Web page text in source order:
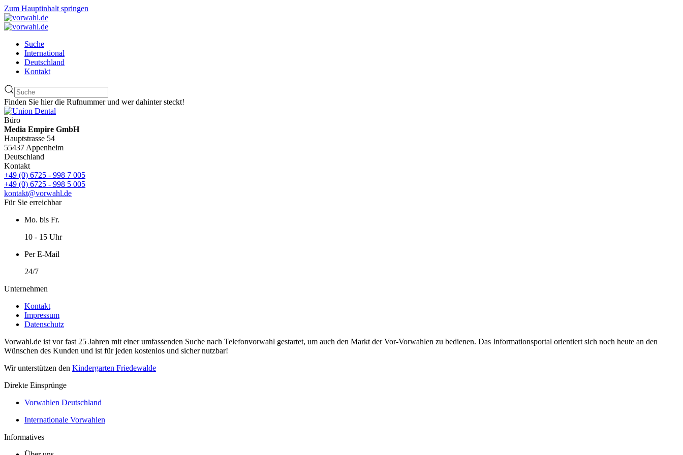
Zum Hauptinhalt springen
Suche
International
Deutschland
Kontakt
Finden Sie hier die Rufnummer und wer dahinter steckt!
Büro
Media Empire GmbH
Hauptstrasse 54
55437 Appenheim
Deutschland
Kontakt
+49 (0) 6725 - 998 7 005
+49 (0) 6725 - 998 5 005
kontakt@vorwahl.de
Für Sie erreichbar
Mo. bis Fr.
10 - 15 Uhr
Per E-Mail
24/7
Unternehmen
Kontakt
Impressum
Datenschutz
Vorwahl.de ist vor fast 25 Jahren mit einer umfassenden Suche nach Telefonvorwahl gestartet, um auch den Markt der Vor-Vorwahlen zu bedienen. Das Informationsportal orientiert sich noch heute an den
Wünschen des Kunden und ist für jeden kostenlos und sicher nutzbar!
Wir unterstützen den Kindergarten Friedewalde
Direkte Einsprünge
Vorwahlen Deutschland
Internationale Vorwahlen
Informatives